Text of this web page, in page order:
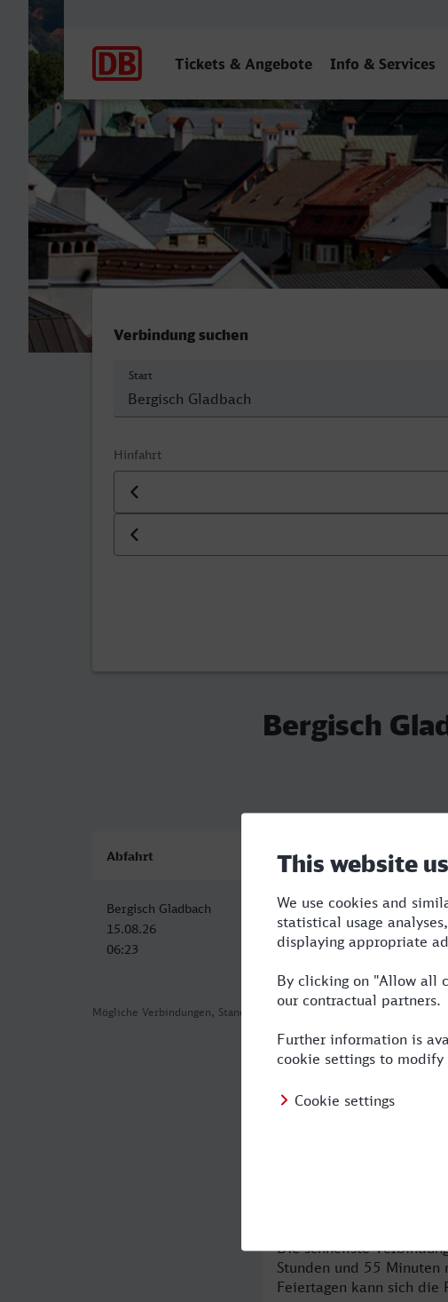
Tickets & Angebote Info & Services
Bergisch Gladbach - Innsbruck
Verbindung suchen
Start
Hinfahrt
Datum der Hinfahrt
Uhrzeit der Hinfahrt
Bergisch
Mögliche Verbindungen, Stand: 2026-08-01 01:46
Abfahrt Ankunft
Bergisch Gladbach
15.08.26
06:23
Innsbruck Hbf
15.08.26
13:18
Was ist die
Die schnellste
Stunden und 55 Minuten
Feiertagen kann sich die